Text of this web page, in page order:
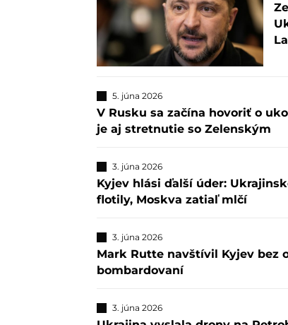
5. júna 2026
V Rusku sa začína hovoriť o
je aj stretnutie so Zelenským
3. júna 2026
Kyjev hlási ďalší úder:
flotily, Moskva zatiaľ mlčí
3. júna 2026
Mark Rutte navštívil Kyjev bez
bombardovaní
3. júna 2026